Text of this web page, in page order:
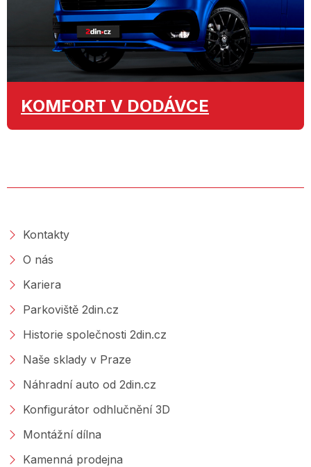
KOMFORT V DODÁVCE
Kontakty
O nás
Kariera
Parkoviště 2din.cz
Historie společnosti 2din.cz
Naše sklady v Praze
Náhradní auto od 2din.cz
Konfigurátor odhlučnění 3D
Montážní dílna
Kamenná prodejna